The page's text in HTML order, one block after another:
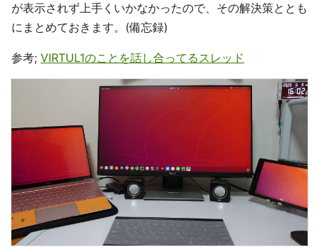
が表示されず上手くいかなかったので、その解決策ととも
にまとめておきます。(備忘録)
参考; VIRTUL1のことを話し合ってるスレッド